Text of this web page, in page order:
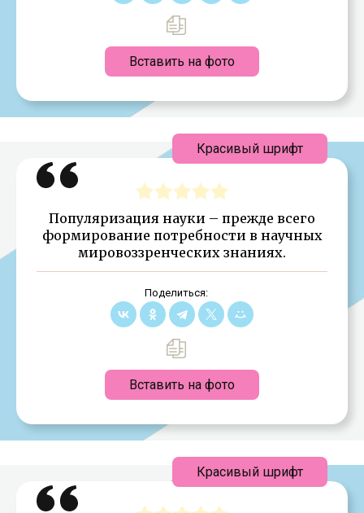
Вставить на фото
Популяризация науки – прежде всего
формирование потребности в научных
мировоззренческих знаниях.
Поделиться:
Вставить на фото
Красивый шрифт
Красивый шрифт